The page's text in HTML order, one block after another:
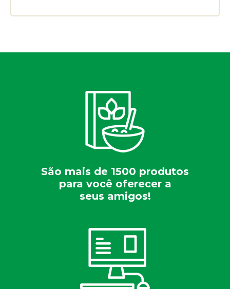
São mais de 1500 produtos
para você oferecer a
seus amigos!